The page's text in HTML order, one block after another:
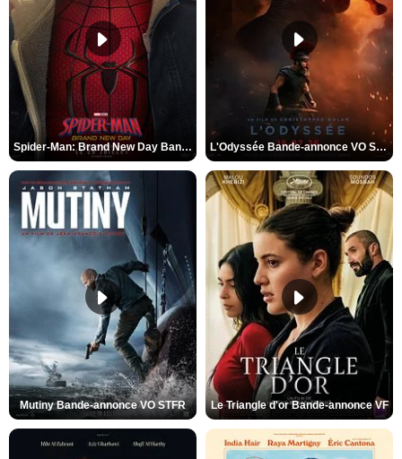
Spider-Man: Brand New Day Bande-annonce VO STFR L'Odyssée Bande-annonce VO STFR
Mutiny Bande-annonce VO STFR Le Triangle d'or Bande-annonce VF